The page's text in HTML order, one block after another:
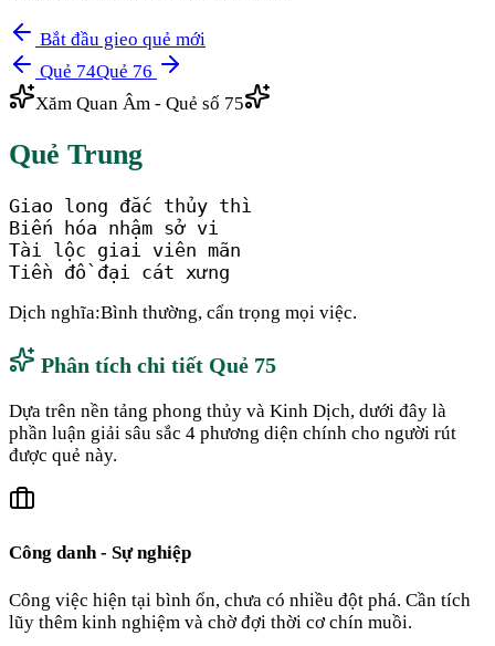
Bắt đầu gieo quẻ mới
Quẻ 74Quẻ 76
Xăm Quan Âm - Quẻ số 75
Quẻ Trung
Giao long đắc thủy thì
Biến hóa nhậm sở vi
Tài lộc giai viên mãn
Tiền đồ đại cát xưng
Dịch nghĩa:Bình thường, cẩn trọng mọi việc.
Phân tích chi tiết Quẻ 75
Dựa trên nền tảng phong thủy và Kinh Dịch, dưới đây là
phần luận giải sâu sắc 4 phương diện chính cho người rút
được quẻ này.
Công danh - Sự nghiệp
Công việc hiện tại bình ổn, chưa có nhiều đột phá. Cần tích
lũy thêm kinh nghiệm và chờ đợi thời cơ chín muồi.